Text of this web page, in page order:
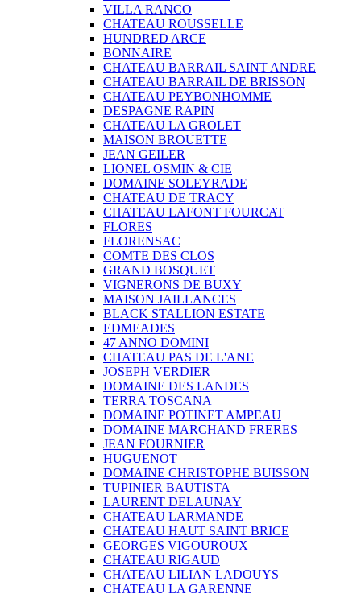
VILLA RANCO
CHATEAU ROUSSELLE
HUNDRED ARCE
BONNAIRE
CHATEAU BARRAIL SAINT ANDRE
CHATEAU BARRAIL DE BRISSON
CHATEAU PEYBONHOMME
DESPAGNE RAPIN
CHATEAU LA GROLET
MAISON BROUETTE
JEAN GEILER
LIONEL OSMIN & CIE
DOMAINE SOLEYRADE
CHATEAU DE TRACY
CHATEAU LAFONT FOURCAT
FLORES
FLORENSAC
COMTE DES CLOS
GRAND BOSQUET
VIGNERONS DE BUXY
MAISON JAILLANCES
BLACK STALLION ESTATE
EDMEADES
47 ANNO DOMINI
CHATEAU PAS DE L'ANE
JOSEPH VERDIER
DOMAINE DES LANDES
TERRA TOSCANA
DOMAINE POTINET AMPEAU
DOMAINE MARCHAND FRERES
JEAN FOURNIER
HUGUENOT
DOMAINE CHRISTOPHE BUISSON
TUPINIER BAUTISTA
LAURENT DELAUNAY
CHATEAU LARMANDE
CHATEAU HAUT SAINT BRICE
GEORGES VIGOUROUX
CHATEAU RIGAUD
CHATEAU LILIAN LADOUYS
CHATEAU LA GARENNE